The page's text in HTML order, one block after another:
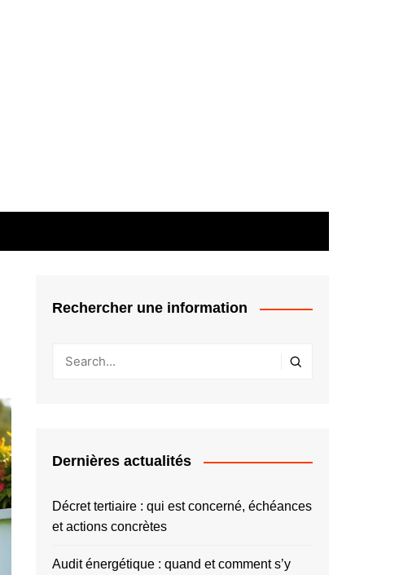
Rechercher une information
Dernières actualités
Décret tertiaire : qui est concerné, échéances
et actions concrètes
Audit énergétique : quand et comment s’y